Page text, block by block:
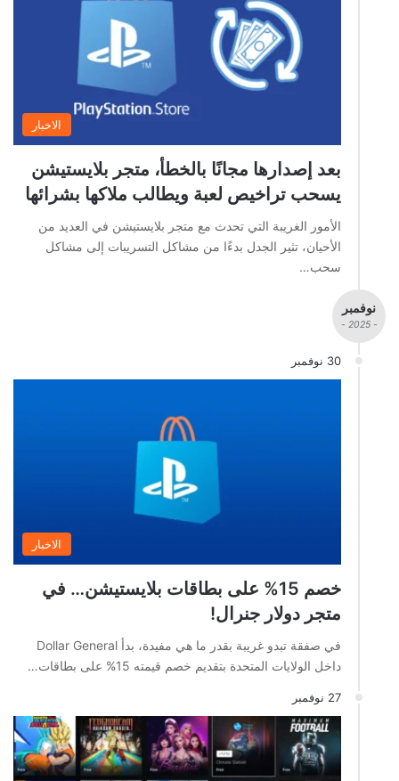
الاخبار
بعد إصدارها مجانًا بالخطأ، متجر بلايستيشن
يسحب تراخيص لعبة ويطالب ملاكها بشرائها
الأمور الغريبة التي تحدث مع متجر بلايستيشن في العديد من
الأحيان، تثير الجدل بدءًا من مشاكل التسريبات إلى مشاكل
سحب…
نوفمبر
- 2025 -
30 نوفمبر
الاخبار
خصم 15% على بطاقات بلايستيشن… في
متجر دولار جنرال!
في صفقة تبدو غريبة بقدر ما هي مفيدة، بدأ Dollar General
داخل الولايات المتحدة بتقديم خصم قيمته 15% على بطاقات…
27 نوفمبر